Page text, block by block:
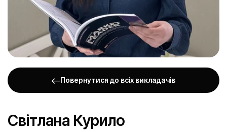
Повернутися до всіх викладачів
Світлана Курило